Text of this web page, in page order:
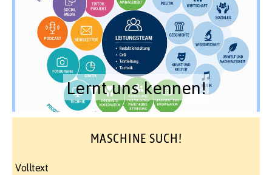
Lernt uns kennen!
MASCHINE SUCH!
Volltext